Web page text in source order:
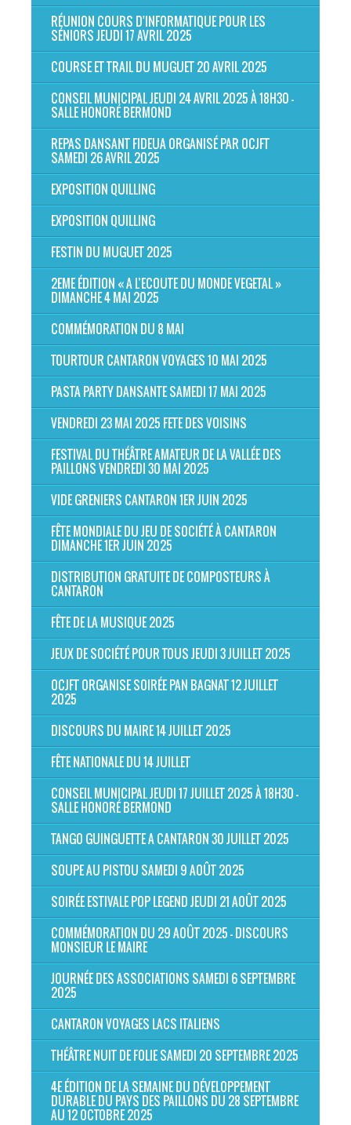
RÉUNION COURS D'INFORMATIQUE POUR LES
SÉNIORS JEUDI 17 AVRIL 2025
COURSE ET TRAIL DU MUGUET 20 AVRIL 2025
CONSEIL MUNICIPAL JEUDI 24 AVRIL 2025 À 18H30 -
SALLE HONORÉ BERMOND
REPAS DANSANT FIDEUA ORGANISÉ PAR OCJFT
SAMEDI 26 AVRIL 2025
EXPOSITION QUILLING
EXPOSITION QUILLING
FESTIN DU MUGUET 2025
2EME ÉDITION « A L’ECOUTE DU MONDE VEGETAL »
DIMANCHE 4 MAI 2025
COMMÉMORATION DU 8 MAI
TOURTOUR CANTARON VOYAGES 10 MAI 2025
PASTA PARTY DANSANTE SAMEDI 17 MAI 2025
VENDREDI 23 MAI 2025 FETE DES VOISINS
FESTIVAL DU THÉÂTRE AMATEUR DE LA VALLÉE DES
PAILLONS VENDREDI 30 MAI 2025
VIDE GRENIERS CANTARON 1ER JUIN 2025
FÊTE MONDIALE DU JEU DE SOCIÉTÉ À CANTARON
DIMANCHE 1ER JUIN 2025
DISTRIBUTION GRATUITE DE COMPOSTEURS À
CANTARON
FÊTE DE LA MUSIQUE 2025
JEUX DE SOCIÉTÉ POUR TOUS JEUDI 3 JUILLET 2025
OCJFT ORGANISE SOIRÉE PAN BAGNAT 12 JUILLET
2025
DISCOURS DU MAIRE 14 JUILLET 2025
FÊTE NATIONALE DU 14 JUILLET
CONSEIL MUNICIPAL JEUDI 17 JUILLET 2025 À 18H30 -
SALLE HONORÉ BERMOND
TANGO GUINGUETTE A CANTARON 30 JUILLET 2025
SOUPE AU PISTOU SAMEDI 9 AOÛT 2025
SOIRÉE ESTIVALE POP LEGEND JEUDI 21 AOÛT 2025
COMMÉMORATION DU 29 AOÛT 2025 - DISCOURS
MONSIEUR LE MAIRE
JOURNÉE DES ASSOCIATIONS SAMEDI 6 SEPTEMBRE
2025
CANTARON VOYAGES LACS ITALIENS
THÉÂTRE NUIT DE FOLIE SAMEDI 20 SEPTEMBRE 2025
4E ÉDITION DE LA SEMAINE DU DÉVELOPPEMENT
DURABLE DU PAYS DES PAILLONS DU 28 SEPTEMBRE
AU 12 OCTOBRE 2025